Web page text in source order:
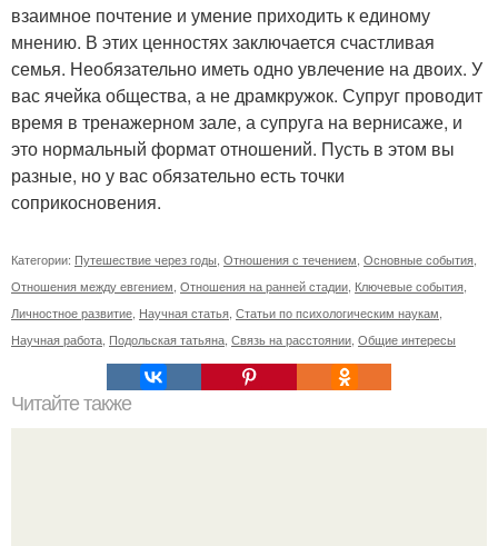
взаимное почтение и умение приходить к единому
мнению. В этих ценностях заключается счастливая
семья. Необязательно иметь одно увлечение на двоих. У
вас ячейка общества, а не драмкружок. Супруг проводит
время в тренажерном зале, а супруга на вернисаже, и
это нормальный формат отношений. Пусть в этом вы
разные, но у вас обязательно есть точки
соприкосновения.
Категории: Путешествие через годы, Отношения с течением, Основные события,
Отношения между евгением, Отношения на ранней стадии, Ключевые события,
Личностное развитие, Научная статья, Статьи по психологическим наукам,
Научная работа, Подольская татьяна, Связь на расстоянии, Общие интересы
Читайте также